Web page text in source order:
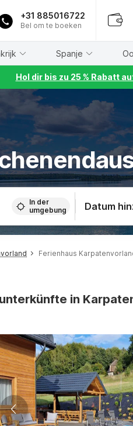
+31 885016722
Bel om te boeken
Spanje
Hol dir bis zu 25 % Rabatt
In der
umgebung
Datum
Ferienhaus
in